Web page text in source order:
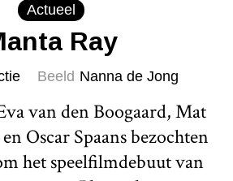
Actueel
Ray
Beeld Nanna de Jong
van den Boogaard, Mat
Oscar Spaans bezochten
het speelfilmdebuut van